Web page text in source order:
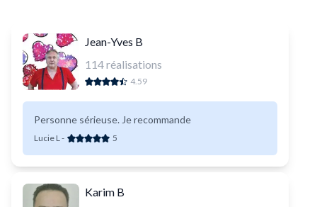
Jean-Yves B
114réalisations
4.59
Personne sérieuse. Je recommande
Lucie L- 5
Karim B